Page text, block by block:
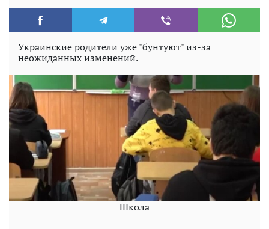
Украинские родители уже "бунтуют" из-за
неожиданных изменений.
Школа